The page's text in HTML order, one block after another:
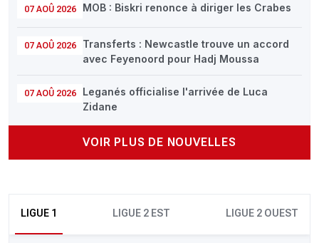
07 AOÛ 2026 MOB : Biskri renonce à diriger les Crabes
07 AOÛ 2026
Transferts : Newcastle trouve un accord
avec Feyenoord pour Hadj Moussa
07 AOÛ 2026
Leganés officialise l'arrivée de Luca
Zidane
VOIR PLUS DE NOUVELLES
LIGUE 1 LIGUE 2 EST LIGUE 2 OUEST